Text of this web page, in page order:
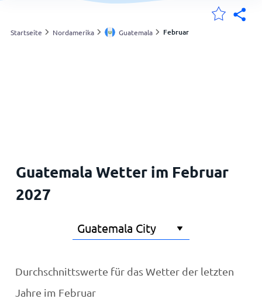
Deutschland
Startseite Nordamerika Guatemala Februar
Guatemala Wetter im Februar
2027
Durchschnittswerte für das Wetter der letzten
Jahre im Februar